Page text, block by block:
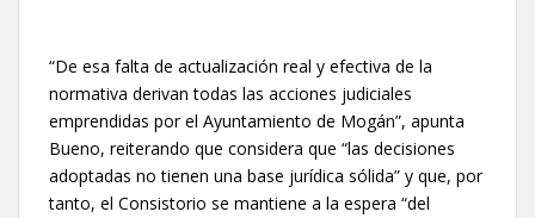
“De esa falta de actualización real y efectiva de la
normativa derivan todas las acciones judiciales
emprendidas por el Ayuntamiento de Mogán”, apunta
Bueno, reiterando que considera que “las decisiones
adoptadas no tienen una base jurídica sólida” y que, por
tanto, el Consistorio se mantiene a la espera “del